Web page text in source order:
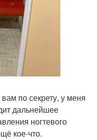
по секрету, у меня
дальнейшее
ногтевого
кое-что.